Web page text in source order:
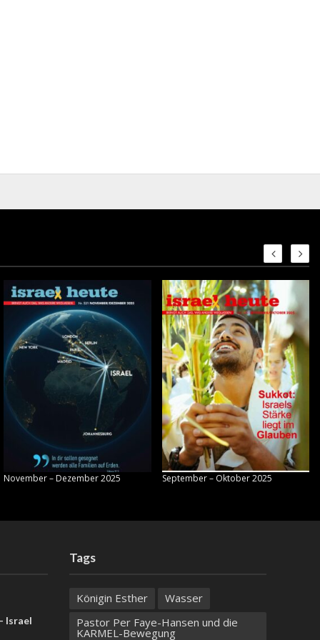
November – Dezember 2025 September – Oktober 2025
Israel
Tags
Königin Esther
Wasser
Pastor Per Faye-Hansen und die
KARMEL-Bewegung